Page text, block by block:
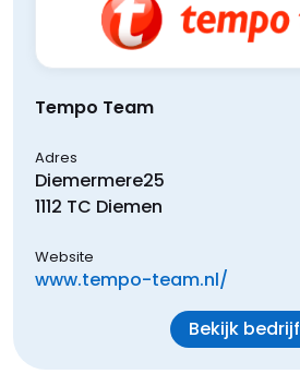
Tempo Team
Adres
Diemermere25
1112 TC Diemen
Website
www.tempo-team.nl/
Bekijk bedrijf